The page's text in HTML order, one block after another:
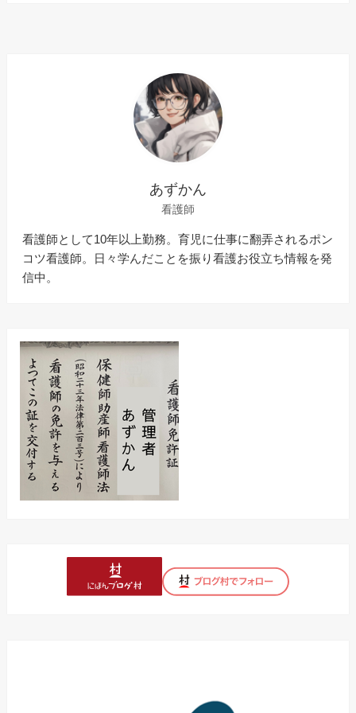
あずかん
看護師
看護師として10年以上勤務。育児に仕事に翻弄されるポン
コツ看護師。日々学んだことを振り看護お役立ち情報を発
信中。